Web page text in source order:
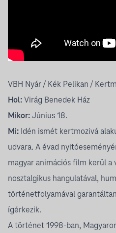
VBH Nyár / Kék Pelikan /
Hol: Virág Benedek Ház
Mikor: Június 18.
Mi: Idén ismét kertmozivá
udvara. A évad
magyar animációs film kerül a
nosztalgikus hangulatával,
történetfolyamával
ígérkezik.
A történet 1998-ban,